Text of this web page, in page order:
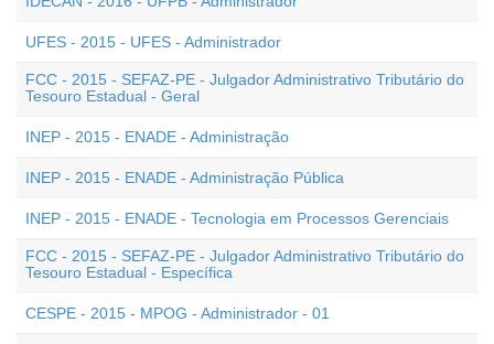
UFES - 2015 - UFES - Administrador
FCC - 2015 - SEFAZ-PE - Julgador Administrativo Tributário do
Tesouro Estadual - Geral
INEP - 2015 - ENADE - Administração
INEP - 2015 - ENADE - Administração Pública
INEP - 2015 - ENADE - Tecnologia em Processos Gerenciais
FCC - 2015 - SEFAZ-PE - Julgador Administrativo Tributário do
Tesouro Estadual - Específica
CESPE - 2015 - MPOG - Administrador - 01